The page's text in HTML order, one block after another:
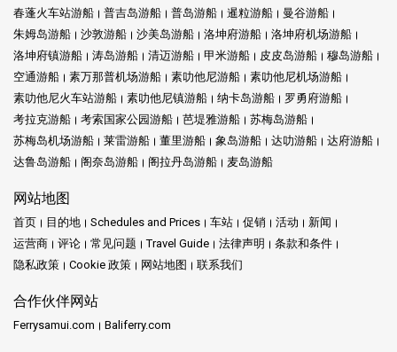
春蓬火车站游船
普吉岛游船 普岛游船 暹粒游船
曼谷游船
朱姆岛游船
沙敦游船 沙美岛游船 洛坤府游船
洛坤府机场游船
洛坤府镇游船
涛岛游船 清迈游船 甲米游船 皮皮岛游船
穆岛游船
空通游船
素万那普机场游船 素叻他尼游船
素叻他尼机场游船
素叻他尼火车站游船
素叻他尼镇游船 纳卡岛游船
罗勇府游船
考拉克游船
考索国家公园游船 芭堤雅游船
苏梅岛游船
苏梅岛机场游船
莱雷游船 董里游船 象岛游船 达叻游船
达府游船
达鲁岛游船
阁奈岛游船 阁拉丹岛游船 麦岛游船
网站地图
首页 目的地 Schedules and Prices 车站 促销 活动
新闻
运营商
评论 常见问题 Travel Guide 法律声明
条款和条件
隐私政策
Cookie 政策 网站地图 联系我们
合作伙伴网站
Ferrysamui.com Baliferry.com